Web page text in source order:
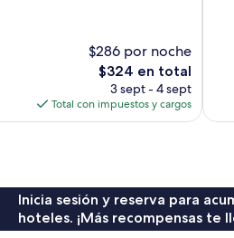
$286 por noche
El
precio
actual
es
$324 en total
3 sept - 4 sept
Total con impuestos y cargos
Inicia sesión y reserva para
hoteles. ¡Más recompensas te